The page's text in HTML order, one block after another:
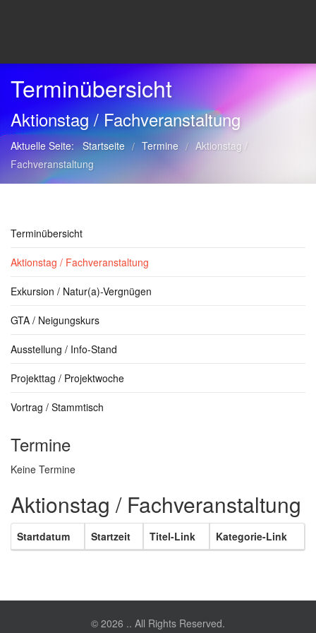
Terminübersicht
Aktionstag / Fachveranstaltung
Aktuelle Seite: Startseite / Termine / Aktionstag /
Fachveranstaltung
Terminübersicht
Aktionstag / Fachveranstaltung
Exkursion / Natur(a)-Vergnügen
GTA / Neigungskurs
Ausstellung / Info-Stand
Projekttag / Projektwoche
Vortrag / Stammtisch
Termine
Keine Termine
Aktionstag / Fachveranstaltung
Startdatum Startzeit Titel-Link Kategorie-Link
© 2026 .. All Rights Reserved.